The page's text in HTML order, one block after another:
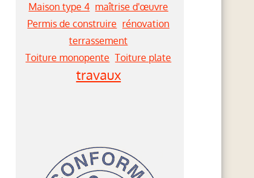
Maison type 4 maîtrise d'œuvre
Permis de construire rénovation
terrassement
Toiture monopente Toiture plate
travaux